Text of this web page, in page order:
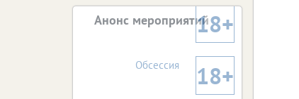
Анонс мероприятий18+
Обсессия 18+